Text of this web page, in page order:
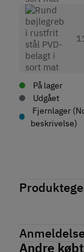
På lager
Udgået
Fjernlager
beskrivelse)
På lager1 Enhed
Andre